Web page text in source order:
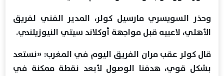
وحذر السويسري مارسيل كولر، المدير الفني لفريق
الأهلي، لاعبيه قبل مواجهة أوكلاند سيتي النيوزيلندي.
قال كولر عقب مران الفريق اليوم في المغرب: «نستعد
بشكل قوي، هدفنا الوصول لأبعد نقطة ممكنة في